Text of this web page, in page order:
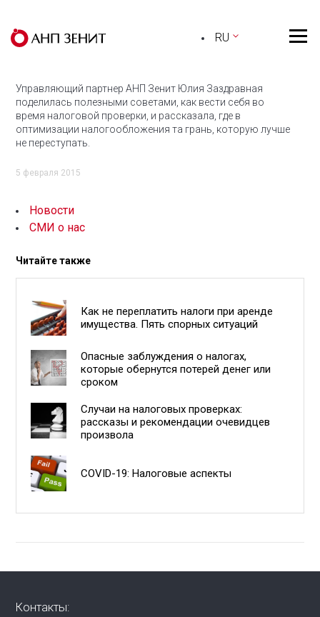
RU
Управляющий партнер АНП Зенит Юлия Заздравная
поделилась полезными советами, как вести себя во
время налоговой проверки, и рассказала, где в
оптимизации налогообложения та грань, которую лучше
не переступать.
5 февраля 2015
Новости
СМИ о нас
Читайте также
Как не переплатить налоги при аренде
имущества. Пять спорных ситуаций
Опасные заблуждения о налогах,
которые обернутся потерей денег или
сроком
Случаи на налоговых проверках:
рассказы и рекомендации очевидцев
произвола
COVID-19: Налоговые аспекты
Контакты: